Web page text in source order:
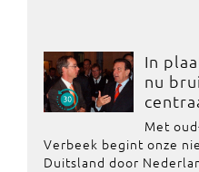
In
nu
Met
Verbeek begint onze
Duitsland door